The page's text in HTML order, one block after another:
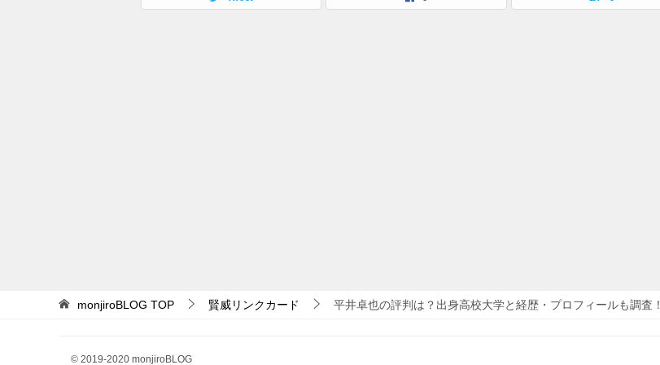
monjiroBLOG TOP 賢威リンクカード 平井卓也の評判は？出身高校大学と経歴・プロフィールも調査！
© 2019-2020 monjiroBLOG